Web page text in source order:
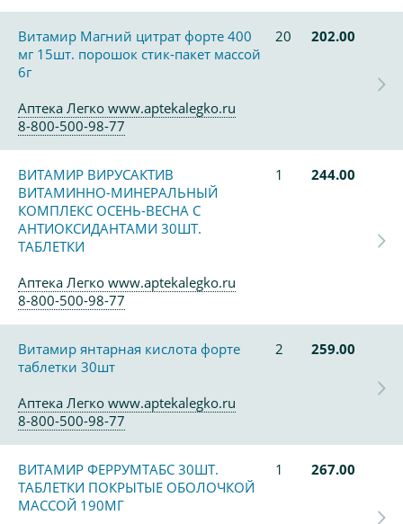
Витамир Магний цитрат форте 400
мг 15шт. порошок стик-пакет массой
6г
20 202.00
Аптека Легко www.aptekalegko.ru
8-800-500-98-77
ВИТАМИР ВИРУСАКТИВ
ВИТАМИННО-МИНЕРАЛЬНЫЙ
КОМПЛЕКС ОСЕНЬ-ВЕСНА С
АНТИОКСИДАНТАМИ 30ШТ.
ТАБЛЕТКИ
1 244.00
Аптека Легко www.aptekalegko.ru
8-800-500-98-77
Витамир янтарная кислота форте
таблетки 30шт
2 259.00
Аптека Легко www.aptekalegko.ru
8-800-500-98-77
ВИТАМИР ФЕРРУМТАБС 30ШТ.
ТАБЛЕТКИ ПОКРЫТЫЕ ОБОЛОЧКОЙ
МАССОЙ 190МГ
1 267.00